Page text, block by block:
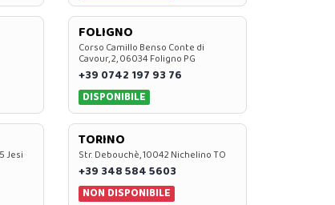
FOLIGNO
Corso Camillo Benso Conte di
Cavour, 2, 06034 Foligno PG
+39 0742 197 93 76
DISPONIBILE
Jesi
TORINO
Str. Debouchè, 10042 Nichelino TO
+39 348 584 5603
NON DISPONIBILE